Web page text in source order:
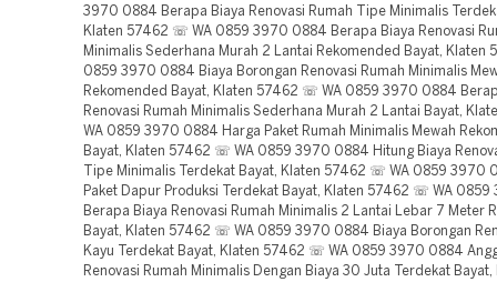
3970 0884 Berapa Biaya Renovasi Rumah Tipe Minimalis
Klaten 57462 ☏ WA 0859 3970 0884 Berapa Biaya Renovasi
Minimalis Sederhana Murah 2 Lantai Rekomended Bayat, Klaten
0859 3970 0884 Biaya Borongan Renovasi Rumah Minimalis
Rekomended Bayat, Klaten 57462 ☏ WA 0859 3970 0884
Renovasi Rumah Minimalis Sederhana Murah 2 Lantai Bayat,
WA 0859 3970 0884 Harga Paket Rumah Minimalis Mewah
Bayat, Klaten 57462 ☏ WA 0859 3970 0884 Hitung Biaya
Tipe Minimalis Terdekat Bayat, Klaten 57462 ☏ WA 0859 3970
Paket Dapur Produksi Terdekat Bayat, Klaten 57462 ☏ WA
Berapa Biaya Renovasi Rumah Minimalis 2 Lantai Lebar 7 Meter
Bayat, Klaten 57462 ☏ WA 0859 3970 0884 Biaya Borongan
Kayu Terdekat Bayat, Klaten 57462 ☏ WA 0859 3970 0884
Renovasi Rumah Minimalis Dengan Biaya 30 Juta Terdekat